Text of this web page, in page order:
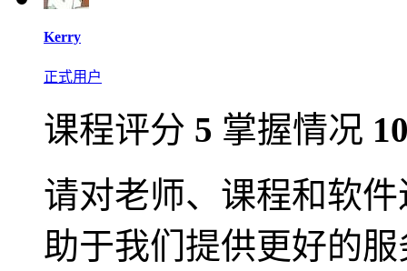
Kerry
正式用户
课程评分 5 掌握情况
请对老师、课程和软
助于我们提供更好的服